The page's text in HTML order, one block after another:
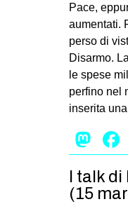
Pace,
aumentati.
perso di
Disarmo.
le spese
perfino nel
inserita
I talk
(15